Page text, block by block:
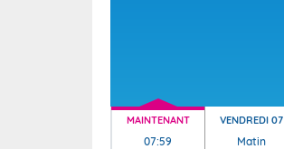
MAINTENANT
07:59
VENDREDI 07
Matin